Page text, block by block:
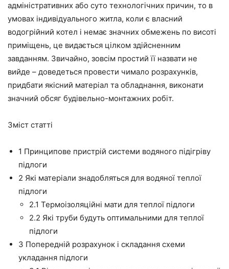
адміністративних або суто технологічних причин, то в
умовах індивідуального житла, коли є власний
водогрійний котел і немає значних обмежень по висоті
приміщень, це видається цілком здійсненним
завданням. Звичайно, зовсім простийїї назвати не
вийде – доведеться провести чимало розрахунків,
придбати якісний матеріал та обладнання, виконати
значний обсяг будівельно-монтажних робіт.
Зміст статті
1 Принципове пристрій системи водяного підігріву
підлоги
2 Які матеріали знадобляться для водяної теплої
підлоги
2.1 Термоізоляційні мати для теплої підлоги
2.2 Які труби будуть оптимальними для теплої
підлоги
3 Попередній розрахунок і складання схеми
укладання підлоги